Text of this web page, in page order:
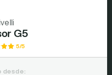
G5
5/5
desde: